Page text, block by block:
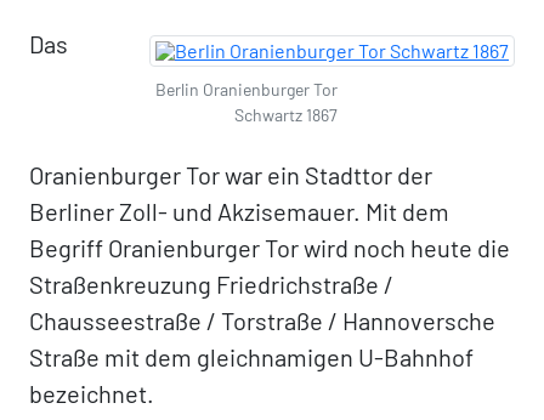
Berlin Oranienburger Tor
Schwartz 1867
Das
Oranienburger Tor war ein Stadttor der
Berliner Zoll- und Akzisemauer. Mit dem
Begriff Oranienburger Tor wird noch heute die
Straßenkreuzung Friedrichstraße /
Chausseestraße / Torstraße / Hannoversche
Straße mit dem gleichnamigen U-Bahnhof
bezeichnet.